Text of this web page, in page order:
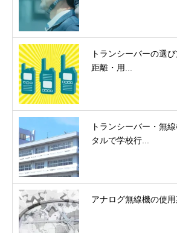
トランシーバーの選
距離・用...
トランシーバー・無
タルで学校行...
アナログ無線機の使